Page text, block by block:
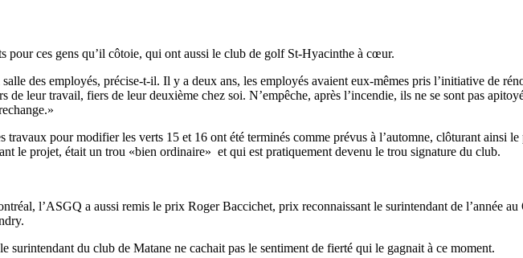
ces gens qu’il côtoie, qui ont aussi le club de golf St-Hyacinthe à cœur.
des employés, précise-t-il. Il y a deux ans, les employés avaient eux-mêmes pris l’initiative de
de leur travail, fiers de leur deuxième chez soi. N’empêche, après l’incendie, ils ne se sont pas
travaux pour modifier les verts 15 et 16 ont été terminés comme prévus à l’automne, clôturant ainsi
le projet, était un trou «bien ordinaire» et qui est pratiquement devenu le trou signature du club.
l’ASGQ a aussi remis le prix Roger Baccichet, prix reconnaissant le surintendant de l’année au
surintendant du club de Matane ne cachait pas le sentiment de fierté qui le gagnait à ce moment.